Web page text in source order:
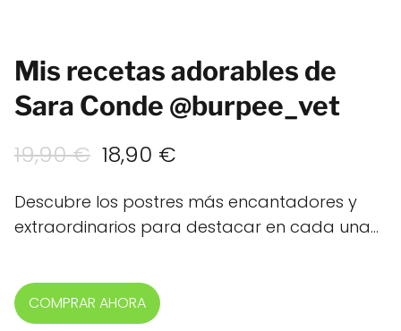
Mis recetas adorables de
Sara Conde @burpee_vet
19,90€ El
original
19,90 €.
18,90 €
precio
actual
Descubre los postres más encantadores y
extraordinarios para destacar en cada una…
COMPRAR AHORA